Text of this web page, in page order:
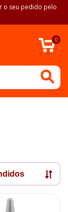
o seu pedido pelo
0